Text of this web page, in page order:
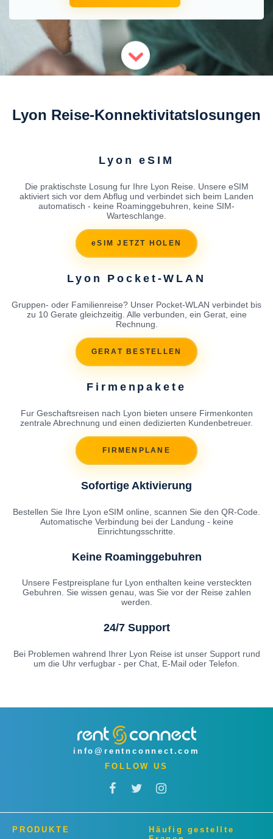
Lyon Reise-Konnektivitatslosungen
Lyon eSIM
Die praktischste Losung fur Ihre Lyon Reise. Unsere eSIM
aktiviert sich vor dem Abflug und verbindet sich beim Landen
automatisch - keine Roaminggebuhren, keine SIM-
Warteschlange.
eSIM JETZT HOLEN
Lyon Pocket-WLAN
Gruppen- oder Familienreise? Unser Pocket-WLAN verbindet bis
zu 10 Gerate gleichzeitig. Alle verbunden, ein Gerat, eine
Rechnung.
GERAT BESTELLEN
Firmenpakete
Fur Geschaftsreisen nach Lyon bieten unsere Firmenkonten
zentrale Abrechnung und einen dedizierten Kundenbetreuer.
FIRMENPLANE
Sofortige Aktivierung
Bestellen Sie Ihre Lyon eSIM online, scannen Sie den QR-Code.
Automatische Verbindung bei der Landung - keine
Einrichtungsschritte.
Keine Roaminggebuhren
Unsere Festpreisplane fur Lyon enthalten keine versteckten
Gebuhren. Sie wissen genau, was Sie vor der Reise zahlen
werden.
24/7 Support
Bei Problemen wahrend Ihrer Lyon Reise ist unser Support rund
um die Uhr verfugbar - per Chat, E-Mail oder Telefon.
info@rentnconnect.com
FOLLOW US
PRODUKTE
Häufig gestellte